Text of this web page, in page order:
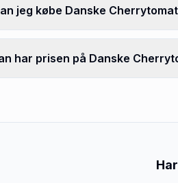
jeg købe Danske
har prisen på Danske